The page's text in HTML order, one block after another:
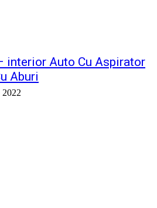
interior Auto Cu Aspirator
Aburi
2022